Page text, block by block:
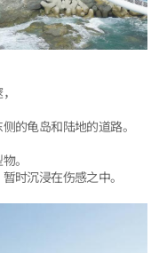
的龟岛和陆地的道路。
。
时沉浸在伤感之中。